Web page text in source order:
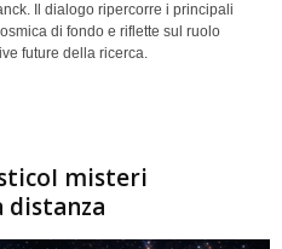
Il dialogo ripercorre i principali
di fondo e riflette sul ruolo
future della ricerca.
misteri
distanza